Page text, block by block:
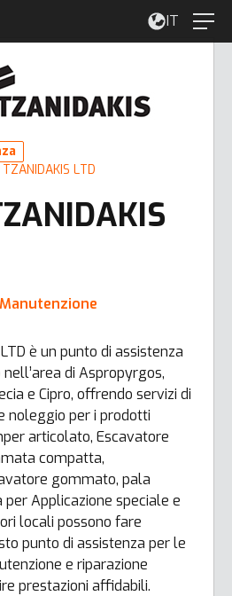
IT
LTD
LTD è un punto di assistenza
di Aspropyrgos,
e Cipro, offrendo servizi di
noleggio per i prodotti
articolato, Escavatore
compatta,
gommato, pala
Applicazione speciale e
locali possono fare
punto di assistenza per le
e riparazione
prestazioni affidabili.